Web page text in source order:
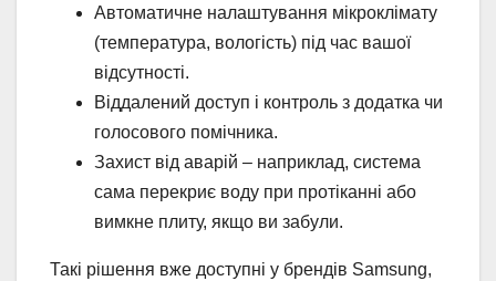
Автоматичне налаштування мікроклімату
(температура, вологість) під час вашої
відсутності.
Віддалений доступ і контроль з додатка чи
голосового помічника.
Захист від аварій – наприклад, система
сама перекриє воду при протіканні або
вимкне плиту, якщо ви забули.
Такі рішення вже доступні у брендів Samsung,